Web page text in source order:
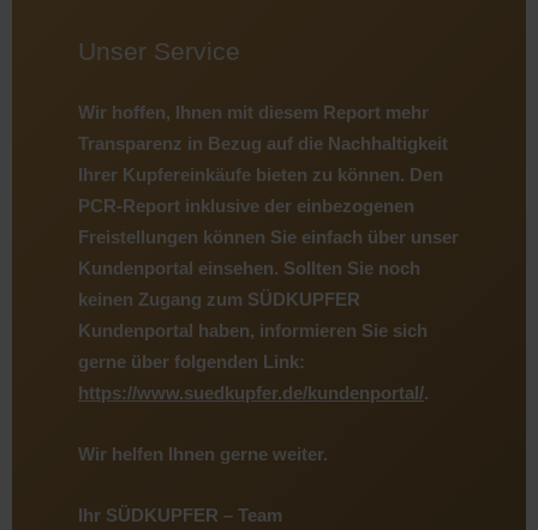
Unser Service
Wir hoffen, Ihnen mit diesem Report mehr
Transparenz in Bezug auf die Nachhaltigkeit
Ihrer Kupfereinkäufe bieten zu können. Den
PCR-Report inklusive der einbezogenen
Freistellungen können Sie einfach über unser
Kundenportal einsehen. Sollten Sie noch
keinen Zugang zum SÜDKUPFER
Kundenportal haben, informieren Sie sich
gerne über folgenden Link:
https://www.suedkupfer.de/kundenportal/.
Wir helfen Ihnen gerne weiter.
Ihr SÜDKUPFER – Team